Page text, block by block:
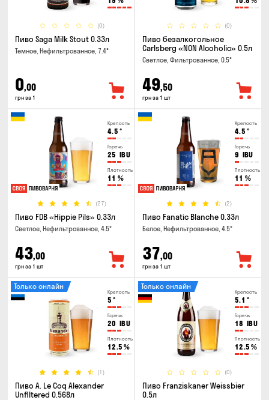
(0)
Пиво Saga Milk Stout 0.33л
Темное, Нефильтрованное, 7.4°
0,00
грн за 1
(0)
Пиво безалкогольное
Carlsberg «NON Alcoholic» 0.5л
Светлое, Фильтрованное, 0.5°
49,50
грн за 1 шт
Крепость
4.5 °
Горечь
25 IBU
Плотность
11 %
(27)
Пиво FDB «Hippie Pils» 0.33л
Светлое, Нефильтрованное, 4.5°
43,00
грн за 1 шт
Крепость
4.5 °
Горечь
9 IBU
Плотность
11 %
(2)
Пиво Fanatic Blanche 0.33л
Белое, Нефильтрованное, 4.5°
37,00
грн за 1 шт
Крепость
5 °
Горечь
20 IBU
Плотность
12.5 %
(1)
Только онлайн
Пиво A. Le Coq Alexander
Unfiltered 0.568л
Крепость
5.1 °
Горечь
18 IBU
Плотность
12.5 %
(0)
Только онлайн
Пиво Franziskaner Weissbier
0.5л